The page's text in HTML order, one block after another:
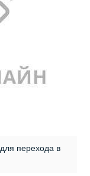
перехода в